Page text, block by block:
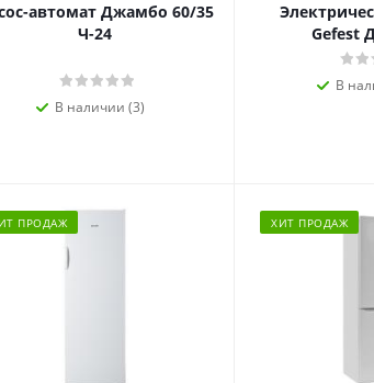
автомат Джамбо 60/35
Ч-24
В наличии (3)
Gefest
В
ПРОДАЖ ХИТ ПРОДАЖ